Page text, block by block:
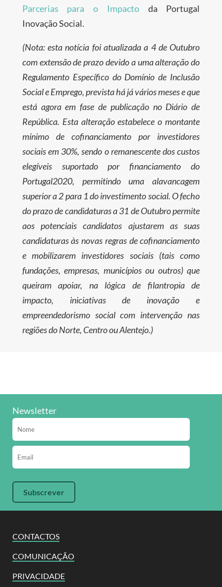
Parcerias para o Impactoda Portugal
Inovação Social.
(Nota: esta notícia foi atualizada a 4 de Outubro
com extensão de prazo devido a uma alteração do
Regulamento Específico do Domínio de Inclusão
Social e Emprego, prevista há já vários meses e que
está agora em fase de publicação no Diário de
República. Esta alteração estabelece o montante
mínimo de cofinanciamento por investidores
sociais em 30%, sendo o remanescente dos custos
elegíveis suportado por financiamento do
Portugal2020, permitindo uma alavancagem
superior a 2 para 1 do investimento social. O fecho
do prazo de candidaturas a 31 de Outubro permite
aos potenciais candidatos ajustarem as suas
candidaturas às novas regras de cofinanciamento
e mobilizarem investidores sociais (tais como
fundações, empresas, municípios ou outros) que
queiram apoiar, na lógica de filantropia de
impacto, iniciativas de inovação e
empreendedorismo social com intervenção nas
regiões do Norte, Centro ou Alentejo.)
CONTACTOS
COMUNICAÇÃO
PRIVACIDADE
Newsletter